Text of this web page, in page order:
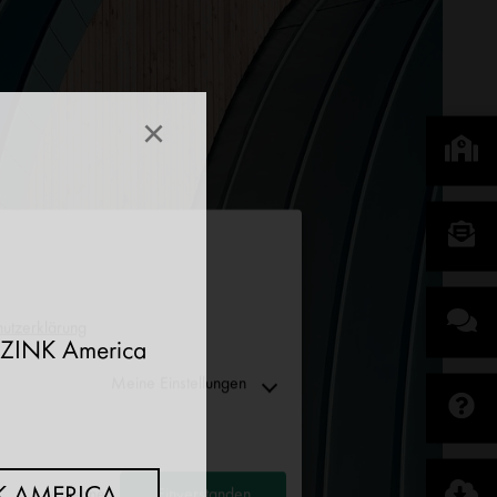
America
×
Meine Einstellungen